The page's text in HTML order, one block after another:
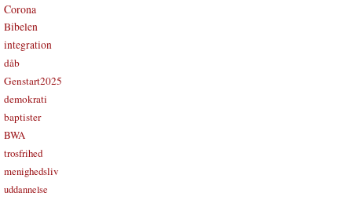
Corona
Bibelen
integration
dåb
Genstart2025
demokrati
baptister
BWA
trosfrihed
menighedsliv
uddannelse